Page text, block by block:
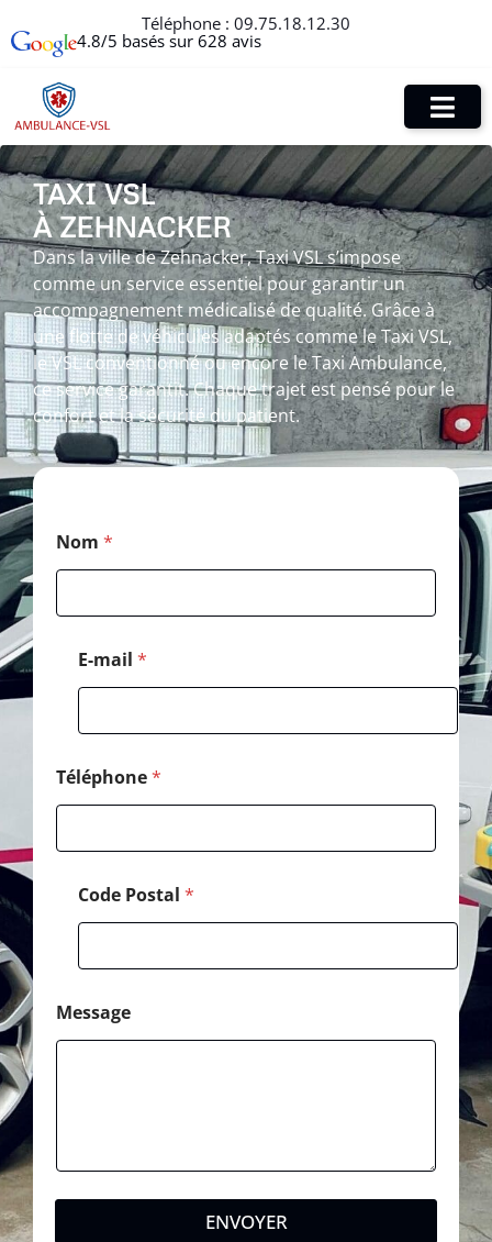
Téléphone : 09.75.18.12.30
4.8/5 basés sur 628 avis
TAXI VSL
À ZEHNACKER
Dans la ville de Zehnacker, Taxi VSL s’impose
comme un service essentiel pour garantir un
accompagnement médicalisé de qualité. Grâce à
une flotte de véhicules adaptés comme le Taxi VSL,
le VSL conventionné ou encore le Taxi Ambulance,
ce service garantit. Chaque trajet est pensé pour le
confort et la sécurité du patient.
Nom *
E-mail *
*
M
s
a
g
e
P
o
l
Téléphone*
Code Postal *
Message
ENVOYER